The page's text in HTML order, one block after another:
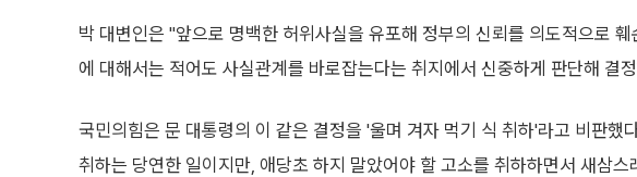
박 대변인은 "앞으로 명백한 허위사실을 유포해 정부의 신뢰를 의도적으로
에 대해서는 적어도 사실관계를 바로잡는다는 취지에서 신중하게 판단해 결
국민의힘은 문 대통령의 이 같은 결정을 '울며 겨자 먹기 식 취하'라고 비판했
취하는 당연한 일이지만, 애당초 하지 말았어야 할 고소를 취하하면서 새삼